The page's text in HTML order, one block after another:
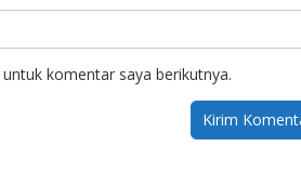
komentar saya berikutnya.